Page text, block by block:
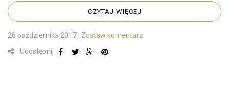
CZYTAJ WIĘCEJ
26 października 2017
Zostaw komentarz
Udostępnij